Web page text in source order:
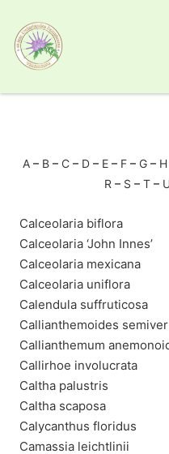
A– B– C– D– E– F– G– H
R – S – T–
Calceolaria biflora
Calceolaria ‘John Innes’
Calceolaria mexicana
Calceolaria uniflora
Calendula suffruticosa
Callianthemoides
Callianthemum
Callirhoe involucrata
Caltha palustris
Caltha scaposa
Calycanthus floridus
Camassia leichtlinii